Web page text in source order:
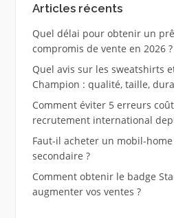
Articles récents
Quel délai pour obtenir un
compromis de vente en 2026 ?
Quel avis sur les sweatshirts
Champion : qualité, taille,
Comment éviter 5 erreurs
recrutement international
Faut-il acheter un mobil-
secondaire ?
Comment obtenir le badge
augmenter vos ventes ?